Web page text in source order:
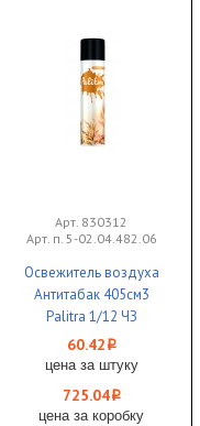
Арт. 830312
Арт. п. 5-02.04.482.06
Освежитель воздуха
Антитабак 405см3
Palitra 1/12 ЧЗ
60.42 i
цена за штуку
725.04i
цена за коробку